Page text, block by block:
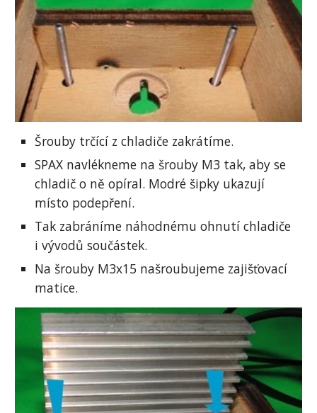
Šrouby trčící z chladiče zakrátíme.
SPAX navlékneme na šrouby M3 tak, aby se
chladič o ně opíral. Modré šipky ukazují
místo podepření.
Tak zabráníme náhodnému ohnutí chladiče
i vývodů součástek.
Na šrouby M3x15 našroubujeme zajišťovací
matice.